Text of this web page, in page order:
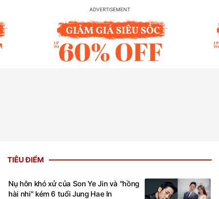
TIÊU ĐIỂM
Nụ hôn khó xử của Son Ye Jin và "hồng
hài nhi" kém 6 tuổi Jung Hae In